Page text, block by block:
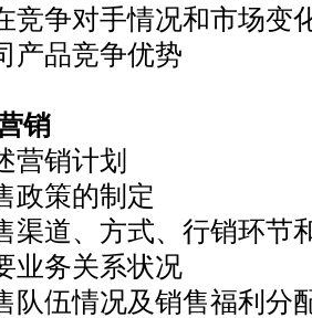
争对手情况和市场变
品竞争优势
销
销计划
策的制定
道、方式、行销环节
务关系状况
伍情况及销售福利分